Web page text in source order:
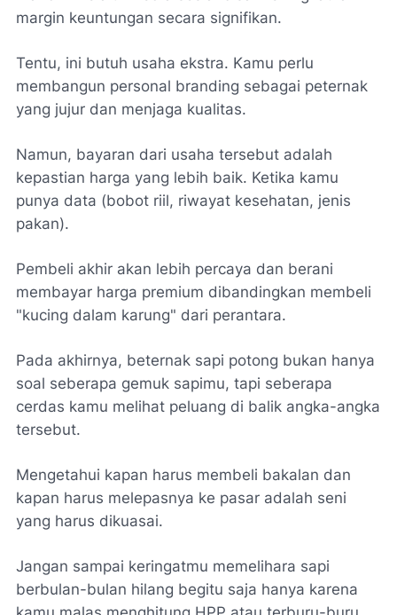
margin keuntungan secara signifikan.
Tentu, ini butuh usaha ekstra. Kamu perlu
membangun personal branding sebagai peternak
yang jujur dan menjaga kualitas.
Namun, bayaran dari usaha tersebut adalah
kepastian harga yang lebih baik. Ketika kamu
punya data (bobot riil, riwayat kesehatan, jenis
pakan).
Pembeli akhir akan lebih percaya dan berani
membayar harga premium dibandingkan membeli
"kucing dalam karung" dari perantara.
Pada akhirnya, beternak sapi potong bukan hanya
soal seberapa gemuk sapimu, tapi seberapa
cerdas kamu melihat peluang di balik angka-angka
tersebut.
Mengetahui kapan harus membeli bakalan dan
kapan harus melepasnya ke pasar adalah seni
yang harus dikuasai.
Jangan sampai keringatmu memelihara sapi
berbulan-bulan hilang begitu saja hanya karena